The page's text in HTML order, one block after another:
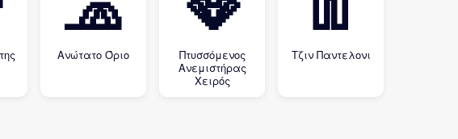
Ανώτατο Όριο
Πτυσσόμενος
Ανεμιστήρας
Χειρός
Τζιν Παντελονι